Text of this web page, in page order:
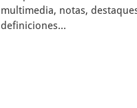
multimedia, notas,
definiciones...